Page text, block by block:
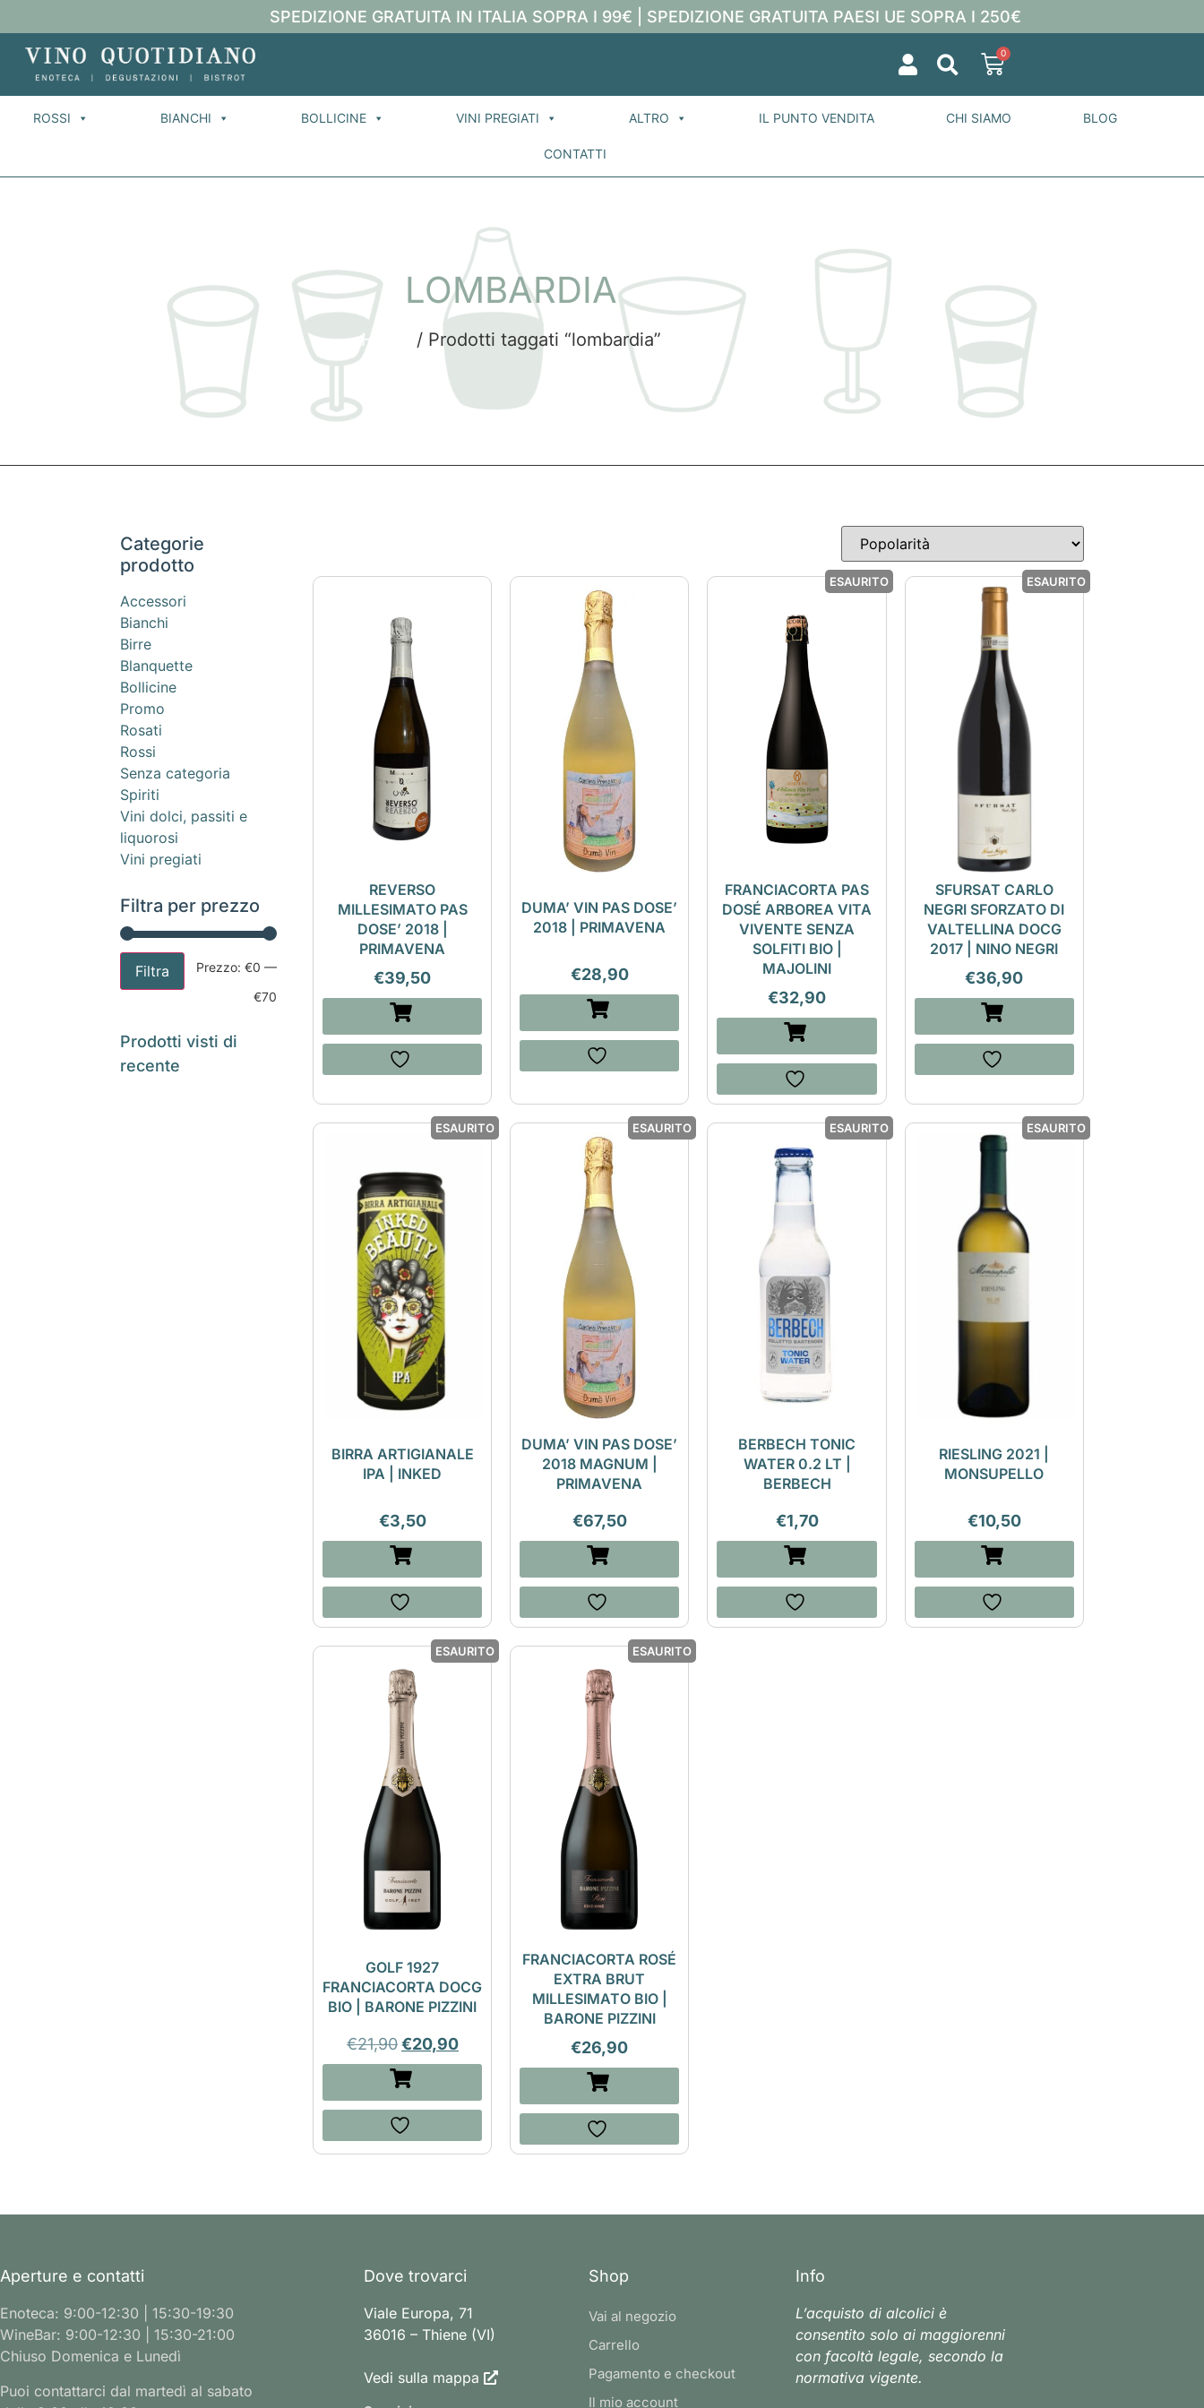
SPEDIZIONE GRATUITA IN ITALIA SOPRA I 99€ | SPEDIZIONE GRATUITA PAESI UE SOPRA I 250€
0
ROSSI BIANCHI BOLLICINE VINI PREGIATI ALTRO IL PUNTO VENDITA CHI SIAMO BLOG
CONTATTI
LOMBARDIA
Home / Prodotti taggati “lombardia”
Categorie
prodotto
Accessori
Bianchi
Birre
Blanquette
Bollicine
Promo
Rosati
Rossi
Senza categoria
Spiriti
Vini dolci, passiti e
liquorosi
Vini pregiati
Filtra per prezzo
Filtra Prezzo:€0 —
€70
Prodotti visti di
recente
REVERSO
MILLESIMATO PAS
DOSE’ 2018 |
PRIMAVENA
€39,50
DUMA’ VIN PAS DOSE’
2018 | PRIMAVENA
€28,90
ESAURITO
FRANCIACORTA PAS
DOSÉ ARBOREA VITA
VIVENTE SENZA
SOLFITI BIO |
MAJOLINI
€32,90
ESAURITO
SFURSAT CARLO
NEGRI SFORZATO DI
VALTELLINA DOCG
2017 | NINO NEGRI
€36,90
ESAURITO
BIRRA ARTIGIANALE
IPA | INKED
€3,50
ESAURITO
DUMA’ VIN PAS DOSE’
2018 MAGNUM |
PRIMAVENA
€67,50
ESAURITO
BERBECH TONIC
WATER 0.2 LT |
BERBECH
€1,70
ESAURITO
RIESLING 2021 |
MONSUPELLO
€10,50
ESAURITO
GOLF 1927
FRANCIACORTA DOCG
BIO | BARONE PIZZINI
€21,90€20,90
ESAURITO
FRANCIACORTA ROSÉ
EXTRA BRUT
MILLESIMATO BIO |
BARONE PIZZINI
€26,90
Aperture e contatti
Enoteca: 9:00-12:30 | 15:30-19:30
WineBar: 9:00-12:30 | 15:30-21:00
Chiuso Domenica e Lunedì
Puoi contattarci dal martedì al sabato
Dove trovarci
Viale Europa, 71
36016 – Thiene (VI)
Vedi sulla mappa
Shop
Vai al negozio
Carrello
Pagamento e checkout
Il mio account
Info
L’acquisto di alcolici è
consentito solo ai maggiorenni
con facoltà legale, secondo la
normativa vigente.